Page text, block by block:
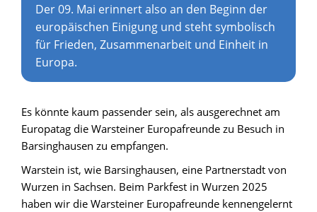
Der 09. Mai erinnert also an den Beginn der
europäischen Einigung und steht symbolisch
für Frieden, Zusammenarbeit und Einheit in
Europa.
Es könnte kaum passender sein, als ausgerechnet am
Europatag die Warsteiner Europafreunde zu Besuch in
Barsinghausen zu empfangen.
Warstein ist, wie Barsinghausen, eine Partnerstadt von
Wurzen in Sachsen. Beim Parkfest in Wurzen 2025
haben wir die Warsteiner Europafreunde kennengelernt